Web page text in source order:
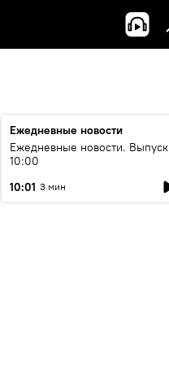
Ежедневные новости
Ежедневные новости. Выпуск
10:00
10:01 3 мин